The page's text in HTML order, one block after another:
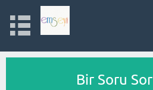
Bir Soru Sor